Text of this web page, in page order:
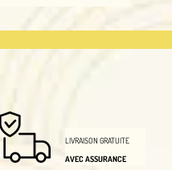
LIVRAISON GRATUITE
AVEC ASSURANCE